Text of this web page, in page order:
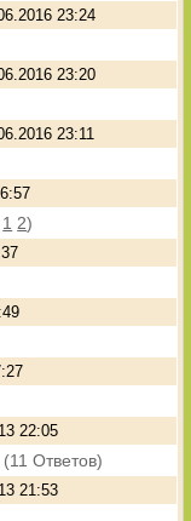
23:24
23:20
23:11
1 2)
22:05
(11 Ответов)
21:53